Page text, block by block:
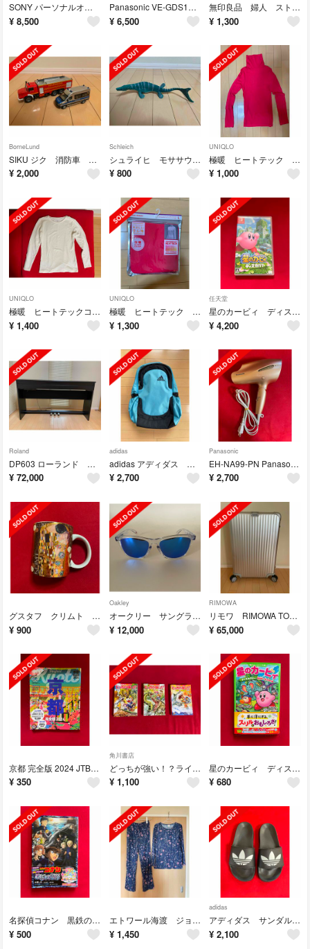
SONY パーソナルオーディオシステム CFD-S401 CD カセット
¥ 8,500
Panasonic VE-GDS18DL-T コードレス電話機
¥ 6,500
無印良品 婦人 ストレッチリブ編み レギンス（十分丈）
¥ 1,300
BorneLund
SIKU ジク 消防車 パトカー サイレンカーセット ボーネルンド ミニカー
¥ 2,000
Schleich
シュライヒ モササウルス フィギュア 恐竜
¥ 800
UNIQLO
極暖 ヒートテック シームレスリブタートルネックT(長袖) Lサイズ ユニクロ
¥ 1,000
UNIQLO
極暖 ヒートテックコットンクルーネックT Mサイズ ユニクロ
¥ 1,400
UNIQLO
極暖 ヒートテック シームレスリブタートルネックT(長袖) Lサイズ ユニクロ
¥ 1,300
任天堂
星のカービィ ディスカバリー Switch用ソフト
¥ 4,200
Roland
DP603 ローランド デジタルピアノ 引き取り専用
¥ 72,000
adidas
adidas アディダス リュックサック B4サイズ収納可 27L 通学
¥ 2,700
Panasonic
EH-NA99-PN Panasonic ヘアードライヤー ナノケア
¥ 2,700
グスタフ クリムト マグカップ オーストリア ウィーン 土産
¥ 900
Oakley
オークリー サングラス Frogskins アジアフィットOO9245-A754
¥ 12,000
RIMOWA
リモワ RIMOWA TOPAS Multiwheel 82L
¥ 65,000
京都 完全版 2024 JTBのMOOK 旅行 ガイドブック
¥ 350
角川書店
どっちが強い！？ライオンvsトラ ヘビvsワニ サメvsメカジキ
¥ 1,100
星のカービィ ディスカバリー 新世界へ走り出せ！編
¥ 680
名探偵コナン 黒鉄の魚影(サブマリン) 小学館ジュニア文庫
¥ 500
エトワール海渡 ジョワイユニュイ ポーチ付携帯パジャマ ボタニカル
¥ 1,450
adidas
アディダス サンダル メンズ ADILETTE LITE FU8298
¥ 2,100